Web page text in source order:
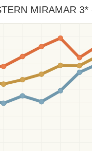
MIRAMAR